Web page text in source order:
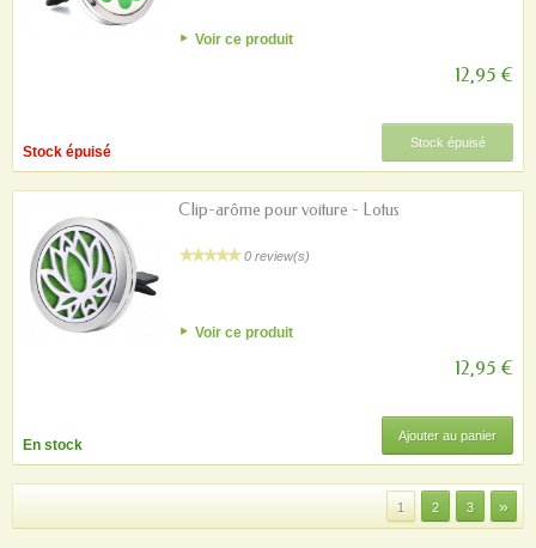
Voir ce produit
12,95 €
Stock épuisé
Stock épuisé
Clip-arôme pour voiture - Lotus
0 review(s)
Voir ce produit
12,95 €
En stock
Ajouter au panier
1 2 3 »